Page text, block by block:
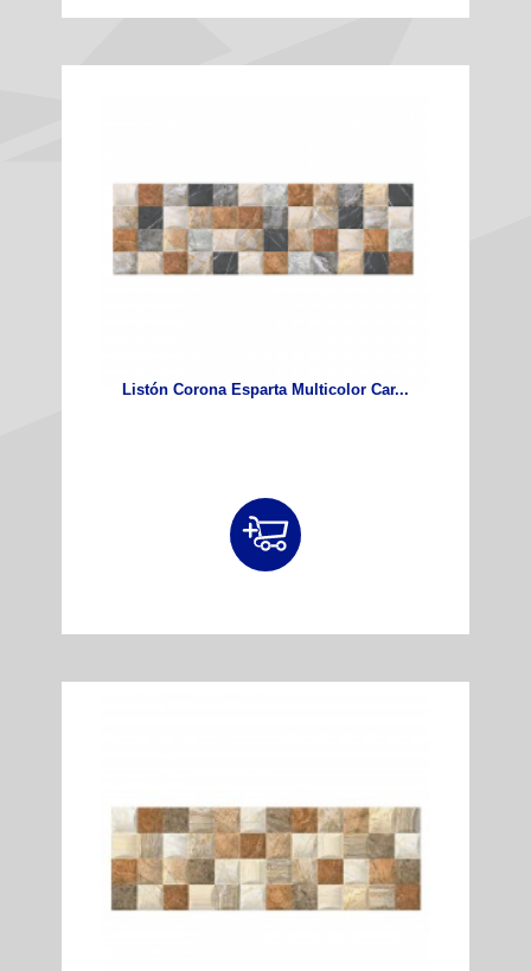
Listón Corona Esparta Multicolor Car...